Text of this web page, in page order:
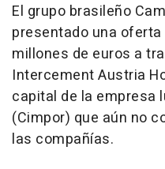
El grupo brasileño
presentado una
millones de euros a
Intercement Austria
capital de la empresa
(Cimpor) que aún no
las compañías.